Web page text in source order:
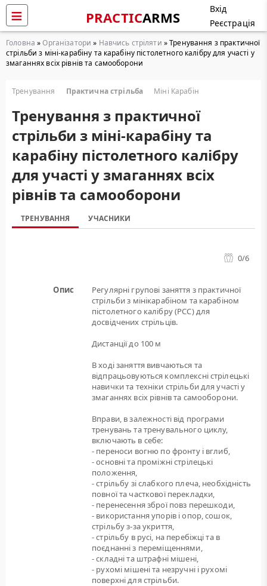
PRACTICARMS
Вхід
Реєстрація
Головна »Організатори » Навчись стріляти » Тренування з практичної
стрільби з міні-карабіну та карабіну пістолетного калібру для участі у
змаганнях всіх рівнів та самооборони
Тренування Практична стрільба Міні Карабін
Тренування з практичної
стрільби з міні-карабіну та
карабіну пістолетного калібру
для участі у змаганнях всіх
рівнів та самооборони
ТРЕНУВАННЯ УЧАСНИКИ
0/6
Опис
Регулярні групові заняття з практичної
стрільби з мінікарабіном та карабіном
пістолетного калібру (РСС) для
досвідчених стрільців.
Дистанції до 100 м
В ході заняття вивчаються та
відпрацьовуються комплексні стрілецькі
навички та техніки стрільби для участі у
змаганнях всіх рівнів та самооборони.
Вправи, в залежності від програми
тренувань та тренувального циклу,
включають в себе:
- переноси вогню по фронту і вглиб,
- основні та проміжні стрілецькі
положення,
- стрільбу зі слабкого плеча, необхідність
повної та часткової перекладки,
- перенесення зброї повз перешкоди,
- використання упорів і опор, сошок,
стрільбу з-за укриття,
- стрільбу в русі, на перебіжці та в
поєднанні з переміщеннями,
- складні та штрафні мішені,
- рухомі мішені та незручні і рухомі
поверхні для стрільби.